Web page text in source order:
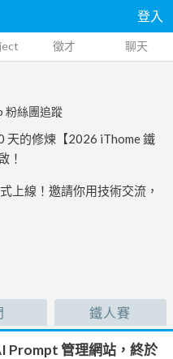
登入
徵才 聊天
粉絲團追蹤
天的修煉【2026 iThome 鐵
！
上線！邀請你用技術交流，
鐵人賽
Prompt 管理網站，終於